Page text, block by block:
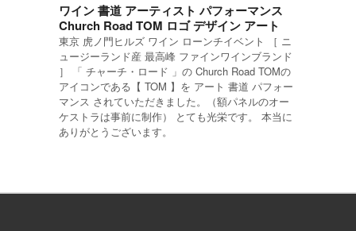
ワイン 書道 アーティスト パフォーマンス
Church Road TOM ロゴ デザイン アート
東京 虎ノ門ヒルズ ワイン ローンチイベント ［ ニ
ュージーランド産 最高峰 ファインワインブランド
］ 「 チャーチ・ロード 」の Church Road TOMの
アイコンである【 TOM 】を アート 書道 パフォー
マンス されていただきました。（額パネルのオー
ケストラは事前に制作） とても光栄です。 本当に
ありがとうございます。